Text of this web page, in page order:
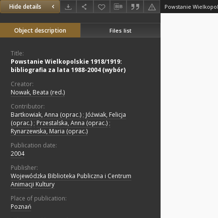
Hide details
Object description Files list
Title:
Powstanie Wielkopolskie 1918/1919:
bibliografia za lata 1988-2004 (wybór)
Creator:
Nowak, Beata (red.)
Contributor:
Bartkowiak, Anna (oprac.) ; Jóźwiak, Felicja
(oprac.) ; Przestalska, Anna (oprac.) ;
Rynarzewska, Maria (oprac.)
Publication date:
2004
Publisher:
Wojewódzka Biblioteka Publiczna i Centrum
Animacji Kultury
Place of publication:
Poznań